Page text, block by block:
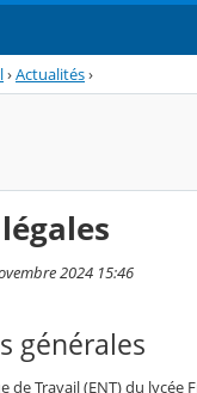
›Actualités›
2024 15:46
générales
de Travail (ENT) du lycée